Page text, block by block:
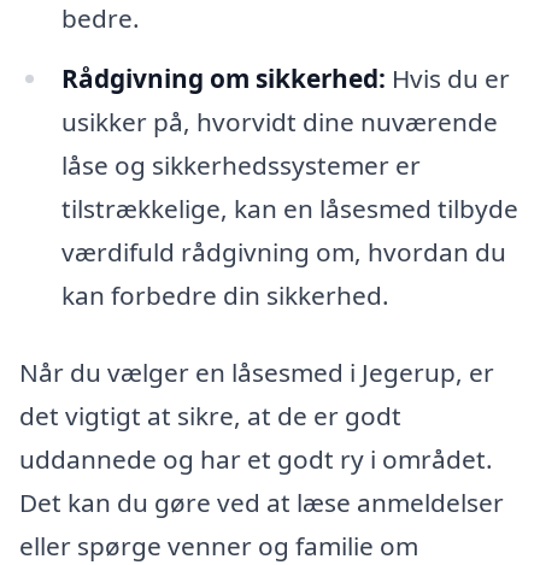
bedre.
Rådgivning om sikkerhed: Hvis du er
usikker på, hvorvidt dine nuværende
låse og sikkerhedssystemer er
tilstrækkelige, kan en låsesmed tilbyde
værdifuld rådgivning om, hvordan du
kan forbedre din sikkerhed.
Når du vælger en låsesmed i Jegerup, er
det vigtigt at sikre, at de er godt
uddannede og har et godt ry i området.
Det kan du gøre ved at læse anmeldelser
eller spørge venner og familie om